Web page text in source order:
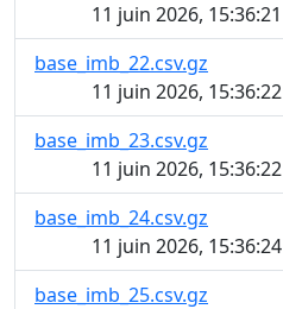
11 juin 2026, 15:36:21
base_imb_22.csv.gz
11 juin 2026, 15:36:22
base_imb_23.csv.gz
11 juin 2026, 15:36:22
base_imb_24.csv.gz
11 juin 2026, 15:36:24
base_imb_25.csv.gz